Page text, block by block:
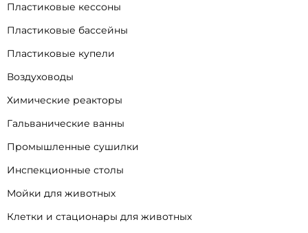
Пластиковые кессоны
Пластиковые бассейны
Пластиковые купели
Воздуховоды
Химические реакторы
Гальванические ванны
Промышленные сушилки
Инспекционные столы
Мойки для животных
Клетки и стационары для животных